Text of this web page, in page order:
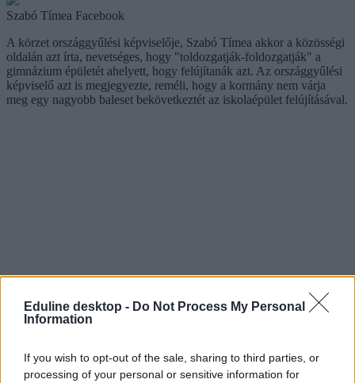
Eduline desktop - Do Not Process My Personal
Information
If you wish to opt-out of the sale, sharing to third parties, or
processing of your personal or sensitive information for
Szabó Tímea Facebook
A körzet országgyűlési képviselője, Szabó Tímea akkor a közösségi
oldalán azt írta, nevetséges, hogy "toldozgatják-foldozgatják" a
gimnázium épületét ahelyett, hogy felújítanák azt. Az országgyűlési
képviselő azt is megjegyezte, reméli, hogy a kormány nem várja
meg egy nagyobb baleset bekövetkeztét az iskolaépület felújításával.